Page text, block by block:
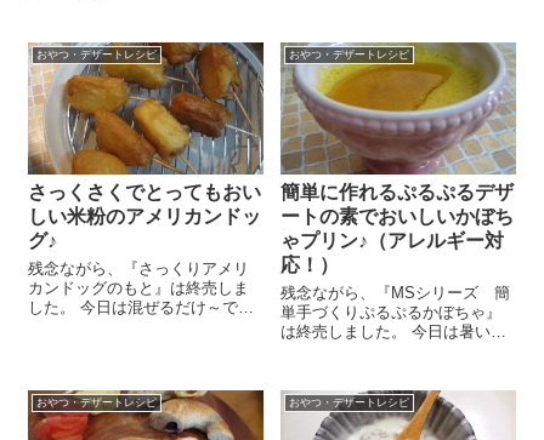
おやつ・デザートレシピ
さっくさくでとってもおい
しい米粉のアメリカンドッ
グ♪
残念ながら、『さっくりアメリ
カンドッグのもと』は終売しま
した。 今日は混ぜるだけ～で簡
いしかったです～(^-^...
おやつ・デザートレシピ
簡単に作れるぷるぷるデザ
ートの素でおいしいかぼち
ゃプリン♪（アレルギー対
応！）
残念ながら、『MSシリーズ 簡
単手づくりぷるぷるかぼちゃ』
は終売しました。 今日は暑いで
なんて思いますが、作るのもち
ょっと面倒。。。ということ
で、混ぜるだけで簡単にぷ...
おやつ・デザートレシピ おやつ・デザートレシピ